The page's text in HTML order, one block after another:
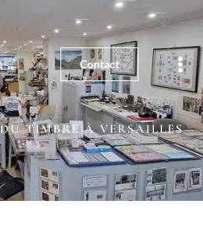
5, rue de la Paroisse - 78000
Versailles
Contact
TIMBRE À VERSAILLES